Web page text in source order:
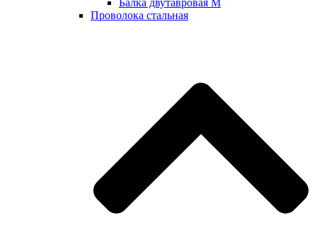
Балка двутавровая М
Проволока стальная